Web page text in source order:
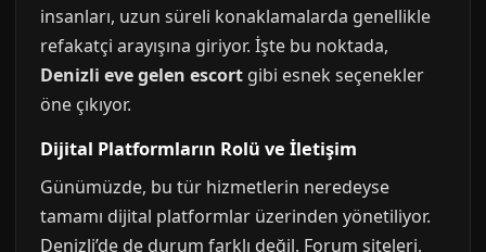
insanları, uzun süreli konaklamalarda genellikle
refakatçi arayışına giriyor. İşte bu noktada,
Denizli eve gelen escort gibi esnek seçenekler
öne çıkıyor.
Dijital Platformların Rolü ve İletişim
Günümüzde, bu tür hizmetlerin neredeyse
tamamı dijital platformlar üzerinden yönetiliyor.
Denizli’de de durum farklı değil. Forum siteleri,